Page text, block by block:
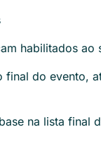
habilitados ao
do evento,
na lista